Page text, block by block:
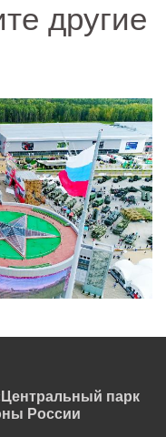
другие
парк
России